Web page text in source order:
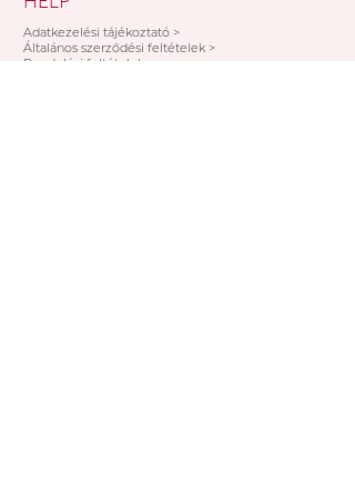
személyesen a Mischler Cakes
Cukrászdánkban Pécsett, a
Bajcsy-Zsilinszky u. 11/1-ben (az
Adatkezelési tájékoztató >
Általános szerződési feltételek >
Rendelési feltételek >